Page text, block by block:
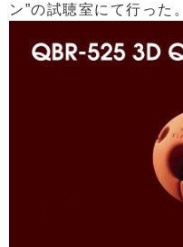
ン”の試聴室にて行った。